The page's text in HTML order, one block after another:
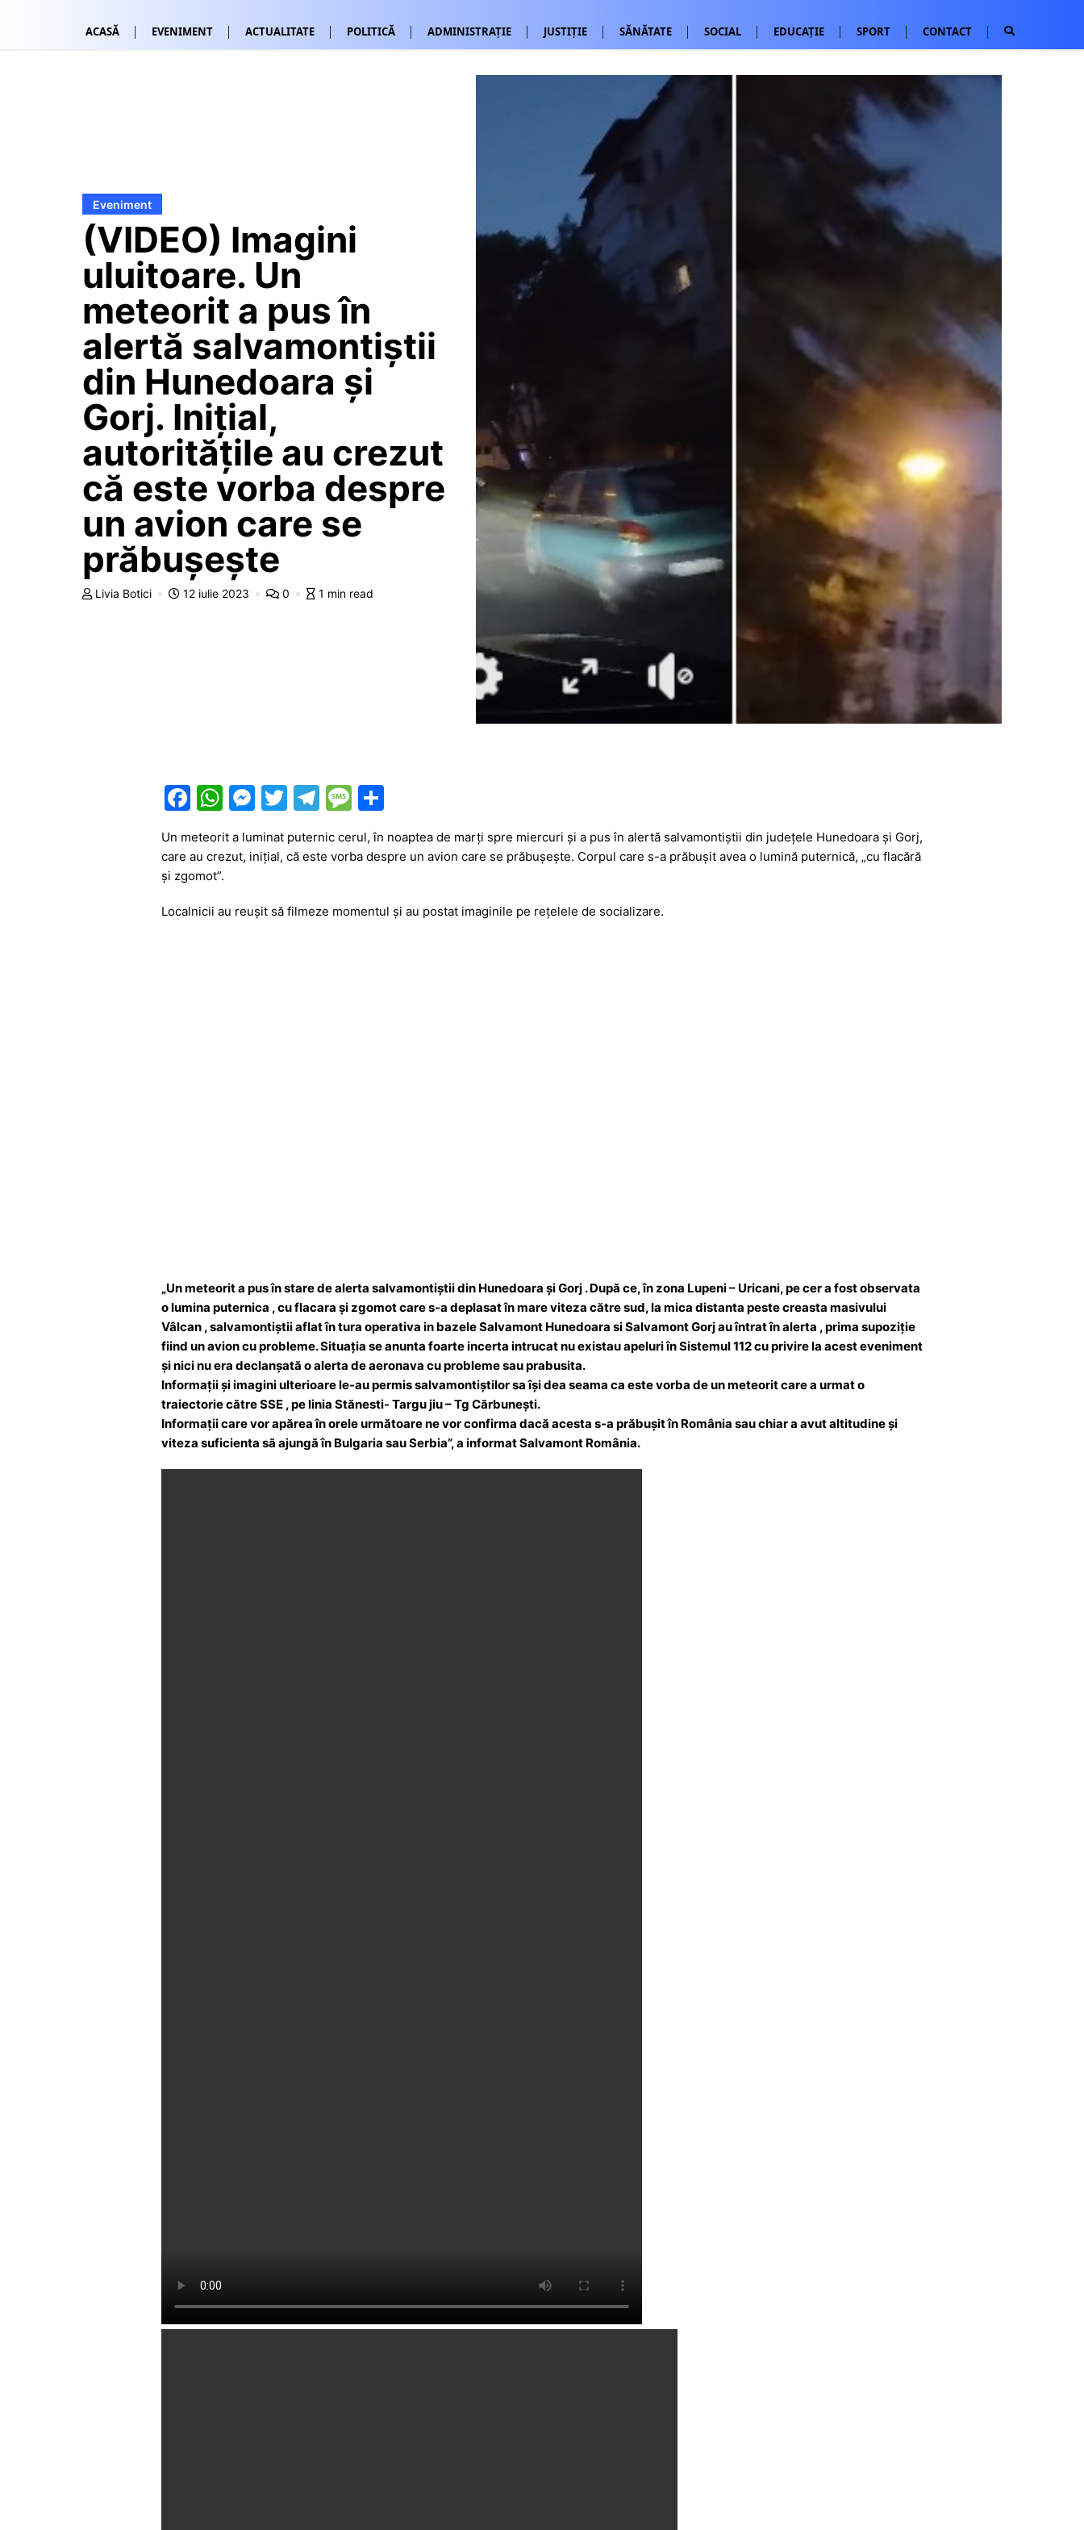
ACASĂ EVENIMENT ACTUALITATE POLITICĂ ADMINISTRAȚIE JUSTIȚIE SĂNĂTATE SOCIAL EDUCAȚIE SPORT CONTACT
Eveniment
(VIDEO) Imagini
uluitoare. Un
meteorit a pus în
alertă salvamontiștii
din Hunedoara și
Gorj. Inițial,
autoritățile au crezut
că este vorba despre
un avion care se
prăbușește
Livia Botici 12 iulie 2023 0 1 min read
F
c
e
b
o
W
h
at
s
A
p
M
e
s
s
e
n
T
itt
T
el
e
a
m
M
s
a
g
P
ta
a
z
Un meteorit a luminat puternic cerul, în noaptea de marți spre miercuri și a pus în alertă salvamontiștii din județele Hunedoara și Gorj,
care au crezut, inițial, că este vorba despre un avion care se prăbușește. Corpul care s-a prăbușit avea o lumină puternică, „cu flacără
și zgomot”.
Localnicii au reușit să filmeze momentul și au postat imaginile pe rețelele de socializare.
„Un meteorit a pus în stare de alerta salvamontiștii din Hunedoara și Gorj . După ce, în zona Lupeni – Uricani, pe cer a fost observata
o lumina puternica , cu flacara și zgomot care s-a deplasat în mare viteza către sud, la mica distanta peste creasta masivului
Vâlcan , salvamontiștii aflat în tura operativa in bazele Salvamont Hunedoara si Salvamont Gorj au întrat în alerta , prima supoziție
fiind un avion cu probleme. Situația se anunta foarte incerta intrucat nu existau apeluri în Sistemul 112 cu privire la acest eveniment
și nici nu era declanșată o alerta de aeronava cu probleme sau prabusita.
Informații și imagini ulterioare le-au permis salvamontiștilor sa își dea seama ca este vorba de un meteorit care a urmat o
traiectorie către SSE , pe linia Stănesti- Targu jiu – Tg Cărbunești.
Informații care vor apărea în orele următoare ne vor confirma dacă acesta s-a prăbușit în România sau chiar a avut altitudine și
viteza suficienta să ajungă în Bulgaria sau Serbia”, a informat Salvamont România.